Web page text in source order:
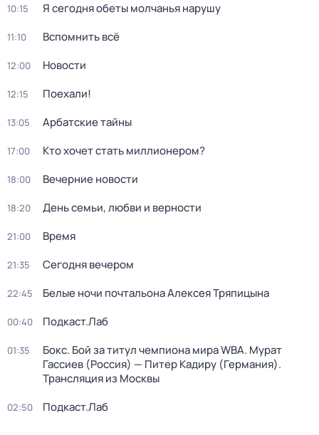
10:15 Я сегодня обеты молчанья нарушу
11:10 Вспомнить всё
12:00 Новости
12:15 Поехали!
13:05 Арбатские тайны
17:00 Кто хочет стать миллионером?
18:00 Вечерние новости
18:20 День семьи, любви и верности
21:00 Время
21:35 Сегодня вечером
22:45 Белые ночи почтальона Алексея Тряпицына
00:40 Подкаст.Лаб
01:35
Бокс. Бой за титул чемпиона мира WBA. Мурат
Гассиев (Россия) — Питер Кадиру (Германия).
Трансляция из Москвы
02:50 Подкаст.Лаб